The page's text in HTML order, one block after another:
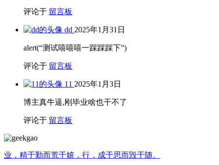
评论于 留言板
dd 2025年1月31日
alert(“测试嘻嘻嘻一踩踩踩下”)
评论于 留言板
11 2025年1月3日
博主真牛逼,刚毕业啥也干不了
评论于 留言板
业，精于勤而荒于嬉，行，成于思而毁于随。